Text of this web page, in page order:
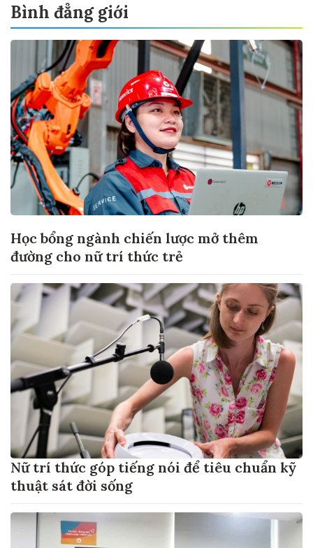
Bình đẳng giới
Học bổng ngành chiến lược mở thêm
đường cho nữ trí thức trẻ
Nữ trí thức góp tiếng nói để tiêu chuẩn kỹ
thuật sát đời sống